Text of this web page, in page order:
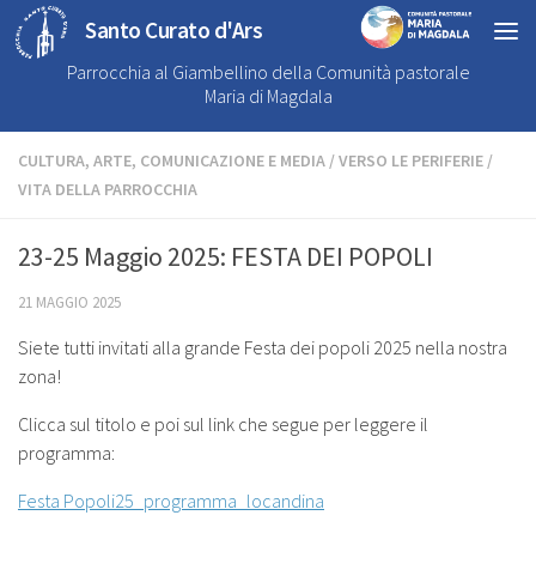
Santo Curato d'Ars
Parrocchia al Giambellino della Comunità pastorale
Maria di Magdala
CULTURA, ARTE, COMUNICAZIONE E MEDIA /VERSO LE PERIFERIE /
VITA DELLA PARROCCHIA
23-25 Maggio 2025: FESTA DEI POPOLI
21 MAGGIO 2025
Siete tutti invitati alla grande Festa dei popoli 2025 nella nostra
zona!
Clicca sul titolo e poi sul link che segue per leggere il
programma:
Festa Popoli25_programma_locandina